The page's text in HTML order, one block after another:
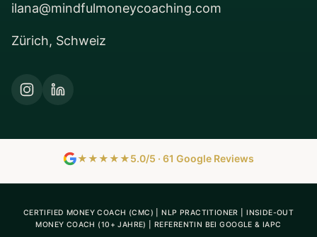
ilana@mindfulmoneycoaching.com
Zürich, Schweiz
★★★★★5.0/5 · 61 Google Reviews
CERTIFIED MONEY COACH (CMC) | NLP PRACTITIONER | INSIDE-OUT
MONEY COACH (10+ JAHRE) | REFERENTIN BEI GOOGLE & IAPC